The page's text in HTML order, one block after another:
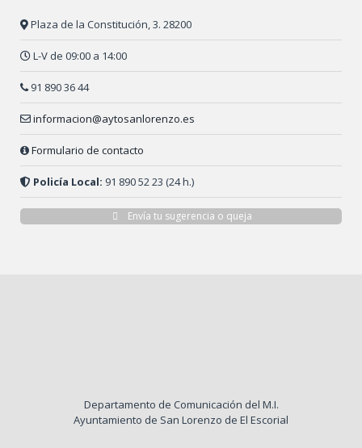
Plaza de la Constitución, 3. 28200
L-V de 09:00 a 14:00
91 890 36 44
informacion@aytosanlorenzo.es
Formulario de contacto
Policía Local: 91 890 52 23 (24 h.)
Envía tu sugerencia o queja
Departamento de Comunicación del M.I.
Ayuntamiento de San Lorenzo de El Escorial